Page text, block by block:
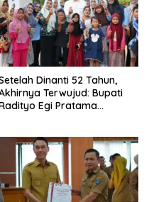
Dinanti 52 Tahun,
Terwujud: Bupati
Egi Pratama